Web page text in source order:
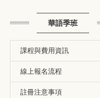
華語季班
課程與費用資訊
線上報名流程
註冊注意事項